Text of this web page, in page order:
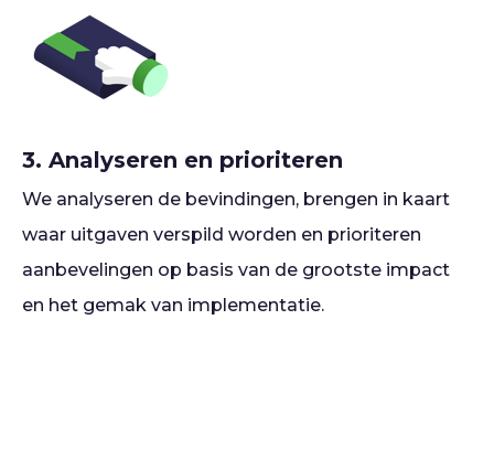
3. Analyseren en prioriteren
We analyseren de bevindingen, brengen in kaart
waar uitgaven verspild worden en prioriteren
aanbevelingen op basis van de grootste impact
en het gemak van implementatie.